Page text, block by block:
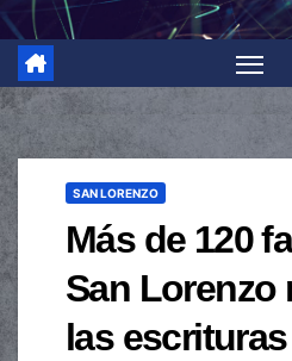
SAN LORENZO
Más de 120
San Lorenzo
las